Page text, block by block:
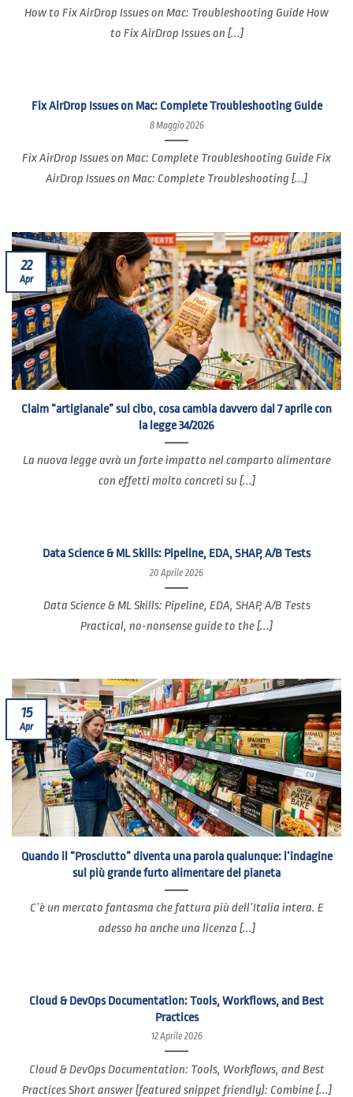
How to Fix AirDrop Issues on Mac: Troubleshooting Guide How
to Fix AirDrop Issues on [...]
Fix AirDrop Issues on Mac: Complete Troubleshooting Guide
8 Maggio 2026
Fix AirDrop Issues on Mac: Complete Troubleshooting Guide Fix
AirDrop Issues on Mac: Complete Troubleshooting [...]
Claim “artigianale” sul cibo, cosa cambia davvero dal 7 aprile con
la legge 34/2026
La nuova legge avrà un forte impatto nel comparto alimentare
con effetti molto concreti su [...]
22
Apr
Data Science & ML Skills: Pipeline, EDA, SHAP, A/B Tests
20 Aprile 2026
Data Science & ML Skills: Pipeline, EDA, SHAP, A/B Tests
Practical, no-nonsense guide to the [...]
Quando il “Prosciutto” diventa una parola qualunque: l’indagine
sul più grande furto alimentare del pianeta
C’è un mercato fantasma che fattura più dell’Italia intera. E
adesso ha anche una licenza [...]
15
Apr
Cloud & DevOps Documentation: Tools, Workflows, and Best
Practices
12 Aprile 2026
Cloud & DevOps Documentation: Tools, Workflows, and Best
Practices Short answer (featured snippet friendly): Combine [...]